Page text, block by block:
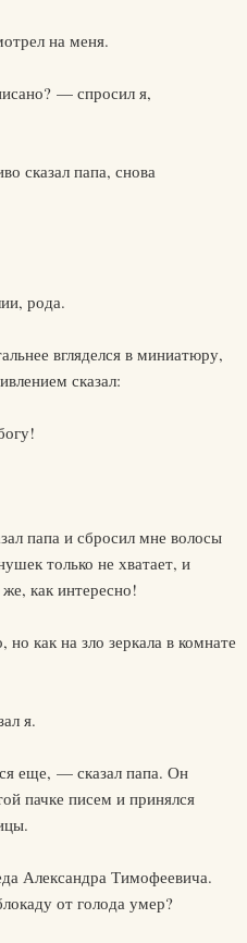
на меня.
— спросил я,
сказал папа, снова
рода.
вгляделся в миниатюру,
сказал:
папа и сбросил мне волосы
только не хватает, и
как интересно!
как на зло зеркала в комнате
я.
еще, — сказал папа. Он
пачке писем и принялся
Александра Тимофеевича.
от голода умер?